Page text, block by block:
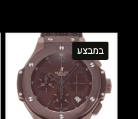
יש
מספר
סוגים.
ניתן
לבחור
את
במבצע